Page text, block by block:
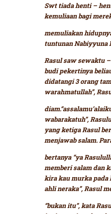
Swt tiada henti –
kemuliaan bagi
memuliakan
tuntunan Nabiyyuna
Rasul saw sewaktu
budi pekertinya
didatangi 3 orang
warahmatullah”,
diam.
wabarakatuh”,
yang ketiga Rasul
menjawab salam.
bertanya “ya
memberi salam dan
kira kau murka pada
ahli neraka”,Rasul
“bukan itu”, kata